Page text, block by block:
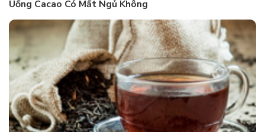
Uống Cacao Có Mất Ngủ Không